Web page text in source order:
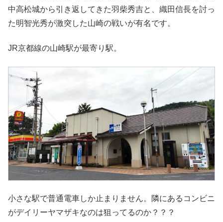
中高松城から引き返してきた羽柴秀吉と、織田信長を討っ
た明智光秀が激突した山崎の戦いが有名です。
JR京都線の山崎駅が最寄り駅。
小さな駅で普通電車しか止まりません。隣にあるコンビニ
がデイリーヤマザキなのは狙ってるのか？？？